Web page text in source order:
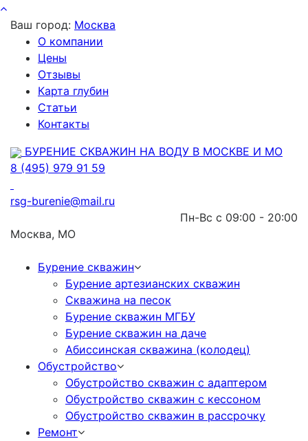
Ваш город: Москва
О компании
Цены
Отзывы
Карта глубин
Статьи
Контакты
БУРЕНИЕ СКВАЖИН НА ВОДУ В МОСКВЕ И МО
8 (495) 979 91 59
rsg-burenie@mail.ru
Пн-Вс с 09:00 - 20:00
Москва, МО
Бурение скважин
Бурение артезианских скважин
Скважина на песок
Бурение скважин МГБУ
Бурение скважин на даче
Абиссинская скважина (колодец)
Обустройство
Обустройство скважин с адаптером
Обустройство скважин с кессоном
Обустройство скважин в рассрочку
Ремонт